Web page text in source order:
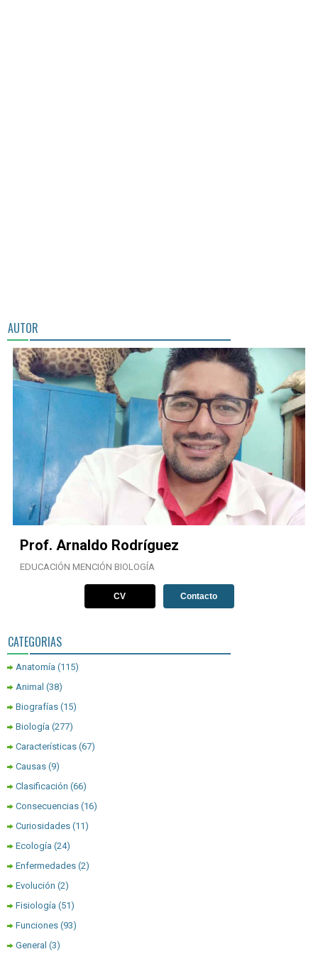
AUTOR
Prof. Arnaldo Rodríguez
EDUCACIÓN MENCIÓN BIOLOGÍA
CV Contacto
CATEGORIAS
Anatomía (115)
Animal (38)
Biografías (15)
Biología (277)
Características (67)
Causas (9)
Clasificación (66)
Consecuencias (16)
Curiosidades (11)
Ecología (24)
Enfermedades (2)
Evolución (2)
Fisiología (51)
Funciones (93)
General (3)